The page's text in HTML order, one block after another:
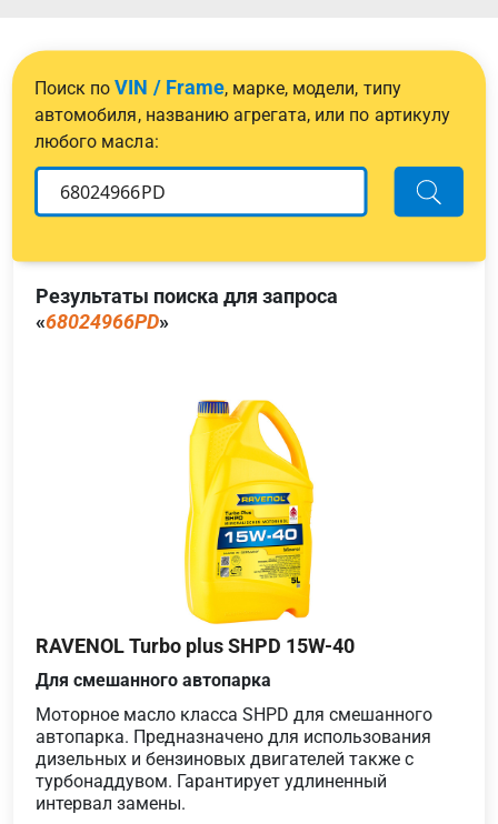
Поиск поVIN / Frame, марке, модели, типу
автомобиля, названию агрегата, или по артикулу
любого масла:
Результаты поиска для запроса
«68024966PD»
RAVENOL Turbo plus SHPD 15W-40
Для смешанного автопарка
Моторное масло класса SHPD для смешанного
автопарка. Предназначено для использования
дизельных и бензиновых двигателей также с
турбонаддувом. Гарантирует удлиненный
интервал замены.